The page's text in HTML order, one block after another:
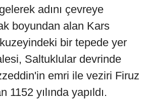
adını çevreye
boyundan alan Kars
bir tepede yer
Saltuklular devrinde
emri ile veziri Firuz
1152 yılında yapıldı.